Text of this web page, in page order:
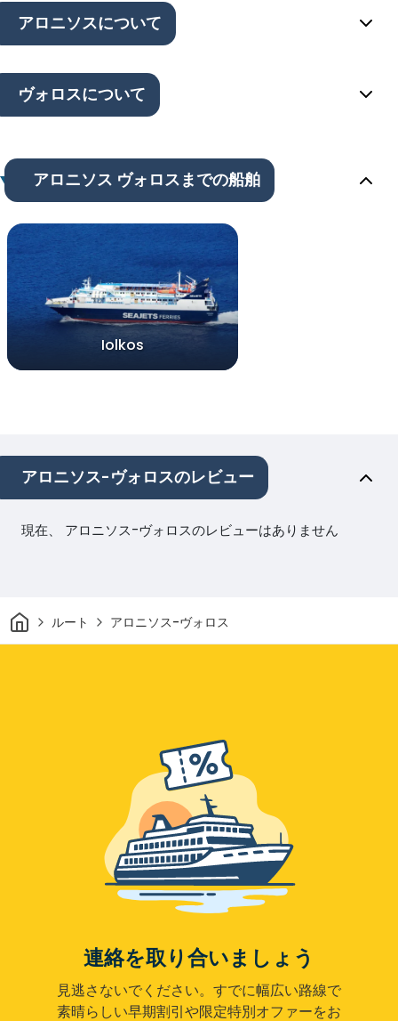
アロニソスについて
ヴォロスについて
アロニソス ヴォロスまでの船舶
Iolkos
アロニソス-ヴォロスのレビュー
現在、 アロニソス-ヴォロスのレビューはありません
家 ルート アロニソス-ヴォロス
連絡を取り合いましょう
見逃さないでください。すでに幅広い路線で
素晴らしい早期割引や限定特別オファーをお